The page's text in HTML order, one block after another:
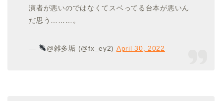
演者が悪いのではなくてスベってる台本が悪いん
だ思う………。
— @雑多垢 (@fx_ey2) April 30, 2022